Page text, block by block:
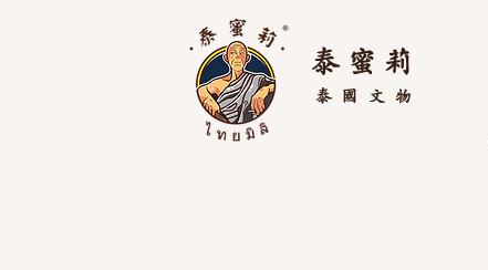
泰 蜜 莉
文物
泰國